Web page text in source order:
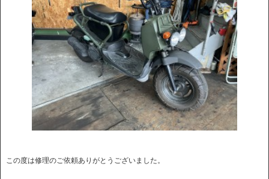
この度は修理のご依頼ありがとうございました。